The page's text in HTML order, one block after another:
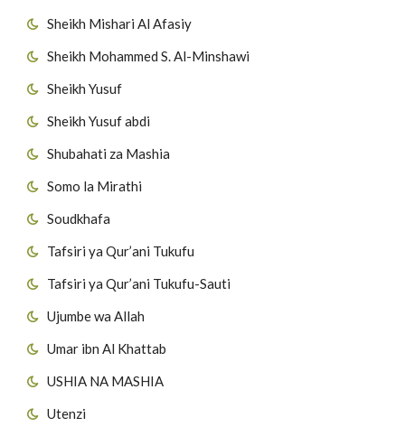
Sheikh Mishari Al Afasiy
Sheikh Mohammed S. Al-Minshawi
Sheikh Yusuf
Sheikh Yusuf abdi
Shubahati za Mashia
Somo la Mirathi
Soudkhafa
Tafsiri ya Qur’ani Tukufu
Tafsiri ya Qur’ani Tukufu-Sauti
Ujumbe wa Allah
Umar ibn Al Khattab
USHIA NA MASHIA
Utenzi